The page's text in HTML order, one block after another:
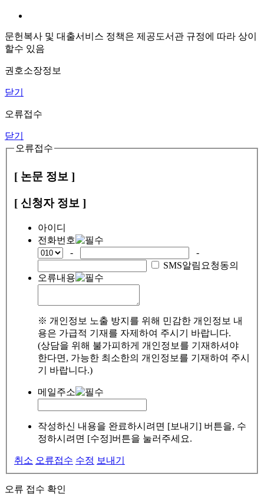
문헌복사 및 대출서비스 정책은 제공도서관 규정에 따라 상이
할수 있음
권호소장정보
닫기
오류접수
닫기
오류접수
[ 논문 정보 ]
[ 신청자 정보 ]
아이디
전화번호
-
-
SMS알림요청동의
오류내용
※ 개인정보 노출 방지를 위해 민감한 개인정보 내
용은 가급적 기재를 자제하여 주시기 바랍니다.
(상담을 위해 불가피하게 개인정보를 기재하셔야
한다면, 가능한 최소한의 개인정보를 기재하여 주시
기 바랍니다.)
메일주소
작성하신 내용을 완료하시려면 [보내기] 버튼을, 수
정하시려면 [수정]버튼을 눌러주세요.
취소 오류접수 수정 보내기
오류 접수 확인